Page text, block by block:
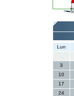
Lun
3
10
17
24